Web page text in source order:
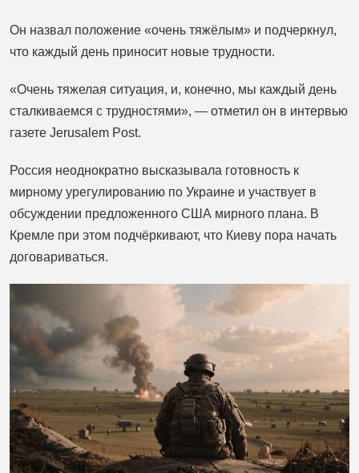
Он назвал положение «очень тяжёлым» и подчеркнул,
что каждый день приносит новые трудности.
«Очень тяжелая ситуация, и, конечно, мы каждый день
сталкиваемся с трудностями», — отметил он в интервью
газете Jerusalem Post.
Россия неоднократно высказывала готовность к
мирному урегулированию по Украине и участвует в
обсуждении предложенного США мирного плана. В
Кремле при этом подчёркивают, что Киеву пора начать
договариваться.